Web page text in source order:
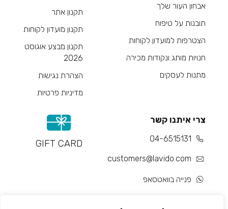
אבחון העור שלך
תובנות על טיפוח
הצטרפות למועדון לקוחות
חנויות מותג ונקודות מכירה
מתנות לעסקים
תקנון אתר
תקנון מועדון לקוחות
תקנון מבצע אוגוסט
2026
הצהרת נגישות
מדיניות פרטיות
צרי איתנו קשר
04-6515131
customers@lavido.com
פנייה בוואטסאפ
GIFT CARD